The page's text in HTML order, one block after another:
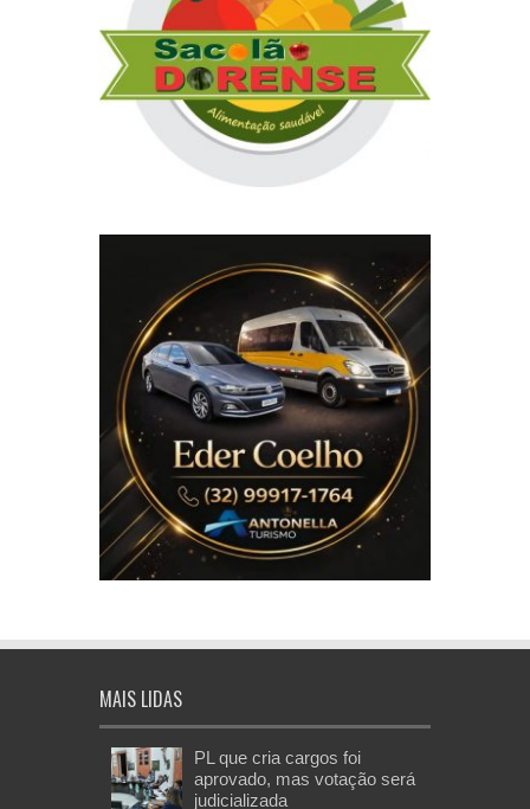
MAIS LIDAS
PL que cria cargos foi
aprovado, mas votação será
judicializada